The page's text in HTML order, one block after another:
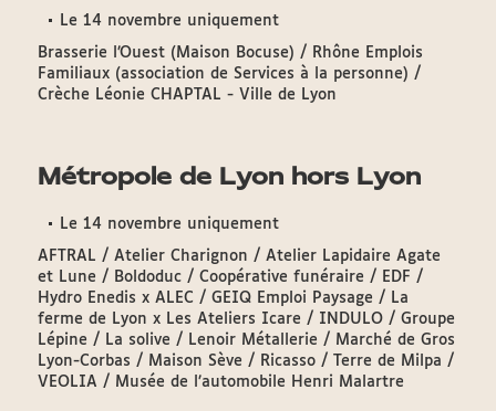
Le 14 novembre uniquement
Brasserie l’Ouest (Maison Bocuse) / Rhône Emplois
Familiaux (association de Services à la personne) /
Crèche Léonie CHAPTAL - Ville de Lyon
Métropole de Lyon hors Lyon
Le 14 novembre uniquement
AFTRAL / Atelier Charignon / Atelier Lapidaire Agate
et Lune / Boldoduc / Coopérative funéraire / EDF /
Hydro Enedis x ALEC / GEIQ Emploi Paysage / La
ferme de Lyon x Les Ateliers Icare / INDULO / Groupe
Lépine / La solive / Lenoir Métallerie / Marché de Gros
Lyon-Corbas / Maison Sève / Ricasso / Terre de Milpa /
VEOLIA / Musée de l’automobile Henri Malartre